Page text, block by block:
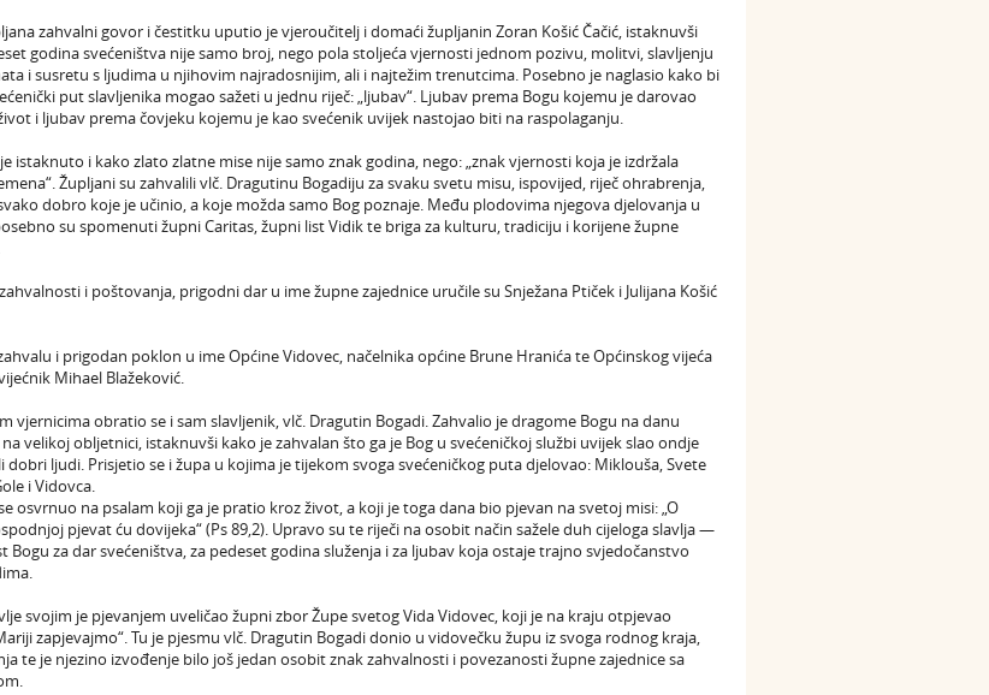
zahvalni govor i čestitku uputio je vjeroučitelj i domaći župljanin Zoran Košić Čačić, istaknuvši
godina svećeništva nije samo broj, nego pola stoljeća vjernosti jednom pozivu, molitvi, slavljenju
i susretu s ljudima u njihovim najradosnijim, ali i najtežim trenutcima. Posebno je naglasio kako bi
put slavljenika mogao sažeti u jednu riječ: „ljubav“. Ljubav prema Bogu kojemu je darovao
i ljubav prema čovjeku kojemu je kao svećenik uvijek nastojao biti na raspolaganju.
istaknuto i kako zlato zlatne mise nije samo znak godina, nego: „znak vjernosti koja je izdržala
Župljani su zahvalili vlč. Dragutinu Bogadiju za svaku svetu misu, ispovijed, riječ ohrabrenja,
dobro koje je učinio, a koje možda samo Bog poznaje. Među plodovima njegova djelovanja u
su spomenuti župni Caritas, župni list Vidik te briga za kulturu, tradiciju i korijene župne
i poštovanja, prigodni dar u ime župne zajednice uručile su Snježana Ptiček i Julijana Košić
i prigodan poklon u ime Općine Vidovec, načelnika općine Brune Hranića te Općinskog vijeća
Mihael Blažeković.
vjernicima obratio se i sam slavljenik, vlč. Dragutin Bogadi. Zahvalio je dragome Bogu na danu
velikoj obljetnici, istaknuvši kako je zahvalan što ga je Bog u svećeničkoj službi uvijek slao ondje
dobri ljudi. Prisjetio se i župa u kojima je tijekom svoga svećeničkog puta djelovao: Miklouša, Svete
i Vidovca.
osvrnuo na psalam koji ga je pratio kroz život, a koji je toga dana bio pjevan na svetoj misi: „O
pjevat ću dovijeka“ (Ps 89,2). Upravo su te riječi na osobit način sažele duh cijeloga slavlja —
Bogu za dar svećeništva, za pedeset godina služenja i za ljubav koja ostaje trajno svjedočanstvo
svojim je pjevanjem uveličao župni zbor Župe svetog Vida Vidovec, koji je na kraju otpjevao
zapjevajmo“. Tu je pjesmu vlč. Dragutin Bogadi donio u vidovečku župu iz svoga rodnog kraja,
te je njezino izvođenje bilo još jedan osobit znak zahvalnosti i povezanosti župne zajednice sa